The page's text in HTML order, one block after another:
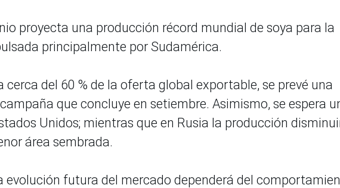
proyecta una producción récord mundial de soya para la
principalmente por Sudamérica.
cerca del 60 % de la oferta global exportable, se prevé una
que concluye en setiembre. Asimismo, se espera
Unidos; mientras que en Rusia la producción
área sembrada.
evolución futura del mercado dependerá del